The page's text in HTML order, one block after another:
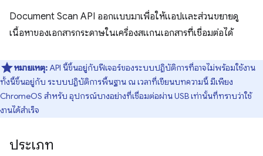
Document Scan API ออกแบบมาเพื่อให้แอปและส่วนขยายดู
เนื้อหาของเอกสารกระดาษในเครื่องสแกนเอกสารที่เชื่อมต่อได้
หมายเหตุ:API นี้ขึ้นอยู่กับฟีเจอร์ของระบบปฏิบัติการที่อาจไม่พร้อมใช้งาน
ทั้งนี้ขึ้นอยู่กับ ระบบปฏิบัติการพื้นฐาน ณ เวลาที่เขียนบทความนี้ มีเพียง
ChromeOS สำหรับ อุปกรณ์บางอย่างที่เชื่อมต่อผ่าน USB เท่านั้นที่ทราบว่าใช้
งานได้สำเร็จ
ประเภท